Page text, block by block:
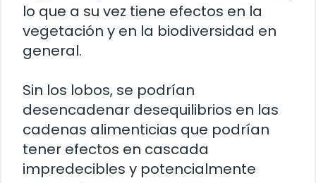
lo que a su vez tiene efectos en la
vegetación y en la biodiversidad en
general.
Sin los lobos, se podrían
desencadenar desequilibrios en las
cadenas alimenticias que podrían
tener efectos en cascada
impredecibles y potencialmente